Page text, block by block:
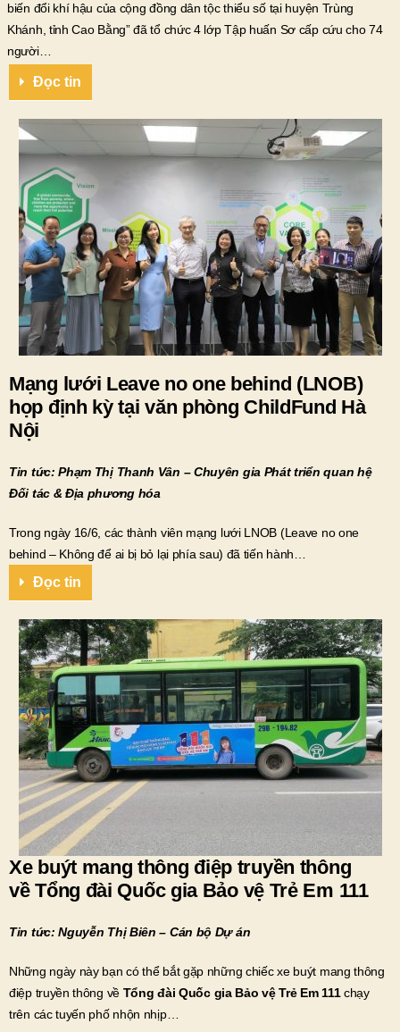
biến đổi khí hậu của cộng đồng dân tộc thiểu số tại huyện Trùng
Khánh, tỉnh Cao Bằng” đã tổ chức 4 lớp Tập huấn Sơ cấp cứu cho 74
người…
Đọc tin
Mạng lưới Leave no one behind (LNOB)
họp định kỳ tại văn phòng ChildFund Hà
Nội
Tin tức: Phạm Thị Thanh Vân – Chuyên gia Phát triển quan hệ
Đối tác & Địa phương hóa
Trong ngày 16/6, các thành viên mạng lưới LNOB (Leave no one
behind – Không để ai bị bỏ lại phía sau) đã tiến hành…
Đọc tin
Xe buýt mang thông điệp truyền thông
vềTổng đài Quốc gia Bảo vệ Trẻ Em 111
Tin tức: Nguyễn Thị Biên – Cán bộ Dự án
Những ngày này bạn có thể bắt gặp những chiếc xe buýt mang thông
điệp truyền thông về Tổng đài Quốc gia Bảo vệ Trẻ Em111chạy
trên các tuyến phố nhộn nhịp…